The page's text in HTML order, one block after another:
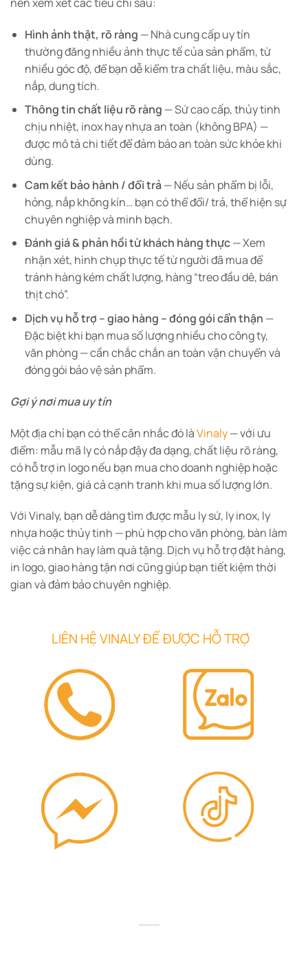
Hình ảnh thật, rõ ràng — Nhà cung cấp uy tín
thường đăng nhiều ảnh thực tế của sản phẩm, từ
nhiều góc độ, để bạn dễ kiểm tra chất liệu, màu sắc,
nắp, dung tích.
Thông tin chất liệu rõ ràng — Sứ cao cấp, thủy tinh
chịu nhiệt, inox hay nhựa an toàn (không BPA) —
được mô tả chi tiết để đảm bảo an toàn sức khỏe khi
dùng.
Cam kết bảo hành / đổi trả— Nếu sản phẩm bị lỗi,
hỏng, nắp không kín… bạn có thể đổi/ trả, thể hiện sự
chuyên nghiệp và minh bạch.
Đánh giá & phản hồi từ khách hàng thực— Xem
nhận xét, hình chụp thực tế từ người đã mua để
tránh hàng kém chất lượng, hàng “treo đầu dê, bán
thịt chó”.
Dịch vụ hỗ trợ – giao hàng – đóng gói cẩn thận —
Đặc biệt khi bạn mua số lượng nhiều cho công ty,
văn phòng — cần chắc chắn an toàn vận chuyển và
đóng gói bảo vệ sản phẩm.
Gợi ý nơi mua uy tín
Một địa chỉ bạn có thể cân nhắc đó làVinaly— với ưu
điểm: mẫu mã ly có nắp đậy đa dạng, chất liệu rõ ràng,
có hỗ trợ in logo nếu bạn mua cho doanh nghiệp hoặc
tặng sự kiện, giá cả cạnh tranh khi mua số lượng lớn.
Với Vinaly, bạn dễ dàng tìm được mẫu ly sứ, ly inox, ly
nhựa hoặc thủy tinh — phù hợp cho văn phòng, bàn làm
việc cá nhân hay làm quà tặng. Dịch vụ hỗ trợ đặt hàng,
in logo, giao hàng tận nơi cũng giúp bạn tiết kiệm thời
gian và đảm bảo chuyên nghiệp.
LIÊN HỆ VINALY ĐỂ ĐƯỢC HỖ TRỢ